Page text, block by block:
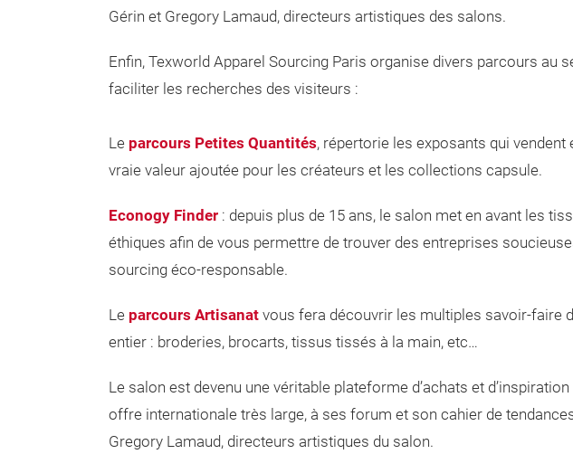
Gérin et Gregory Lamaud, directeurs artistiques des salons.
Enfin, Texworld Apparel Sourcing Paris organise divers parcours au
faciliter les recherches des visiteurs :
Le parcours Petites Quantités, répertorie les exposants qui
vraie valeur ajoutée pour les créateurs et les collections capsule.
Econogy Finder : depuis plus de 15 ans, le salon met en avant les
éthiques afin de vous permettre de trouver des entreprises
sourcing éco-responsable.
Le parcours Artisanat vous fera découvrir les multiples savoir-faire
entier : broderies, brocarts, tissus tissés à la main, etc…
Le salon est devenu une véritable plateforme d’achats et
offre internationale très large, à ses forum et son cahier de
Gregory Lamaud, directeurs artistiques du salon.